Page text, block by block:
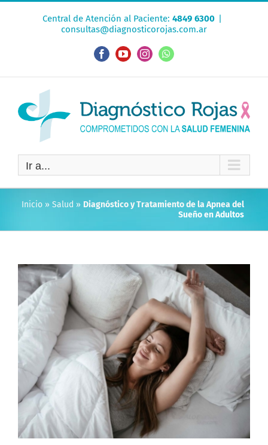
Central de Atención al Paciente: 4849 6300 |
consultas@diagnosticorojas.com.ar
FacebookYouTubeInstagramWhatsApp
Ir a...
Inicio » Salud » Diagnóstico y Tratamiento de la Apnea del
Sueño en Adultos